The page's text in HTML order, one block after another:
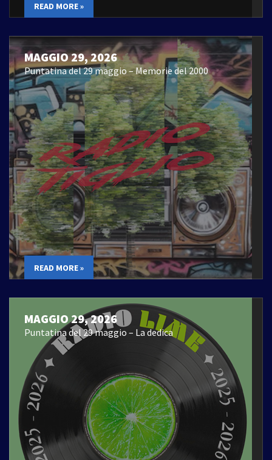
READ MORE »
MAGGIO 29, 2026
Puntatina del 29 maggio – Memorie del 2000
READ MORE »
MAGGIO 29, 2026
Puntatina del 29 maggio – La dedica